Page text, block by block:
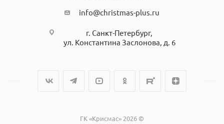
info@christmas-plus.ru
г. Санкт-Петербург,
ул. Константина Заслонова, д. 6
ГК «Крисмас» 2026 ©